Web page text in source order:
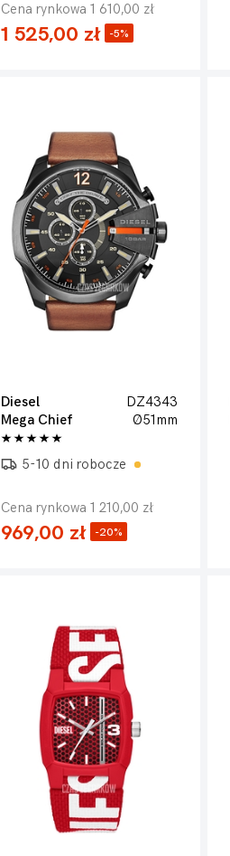
Cena rynkowa 1 610,00 zł
1 525,00 zł -5%
Diesel
DZ4343
Mega Chief
Ø51mm
5-10 dni robocze
Cena rynkowa 1 210,00 zł
969,00 zł -20%